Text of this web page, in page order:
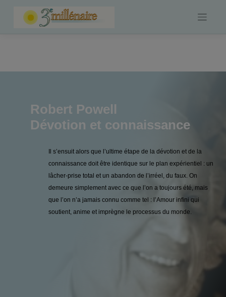
Robert Powell
Dévotion et connaissance
Il s’ensuit alors que l’ultime étape de la dévotion et de la
connaissance doit être identique sur le plan expérientiel : un
lâcher-prise total et un abandon de l’irréel, du faux. On
demeure simplement avec ce que l’on a toujours été, mais
que l’on n’a jamais connu comme tel : l’Amour infini qui
soutient, anime et imprègne le processus du monde.